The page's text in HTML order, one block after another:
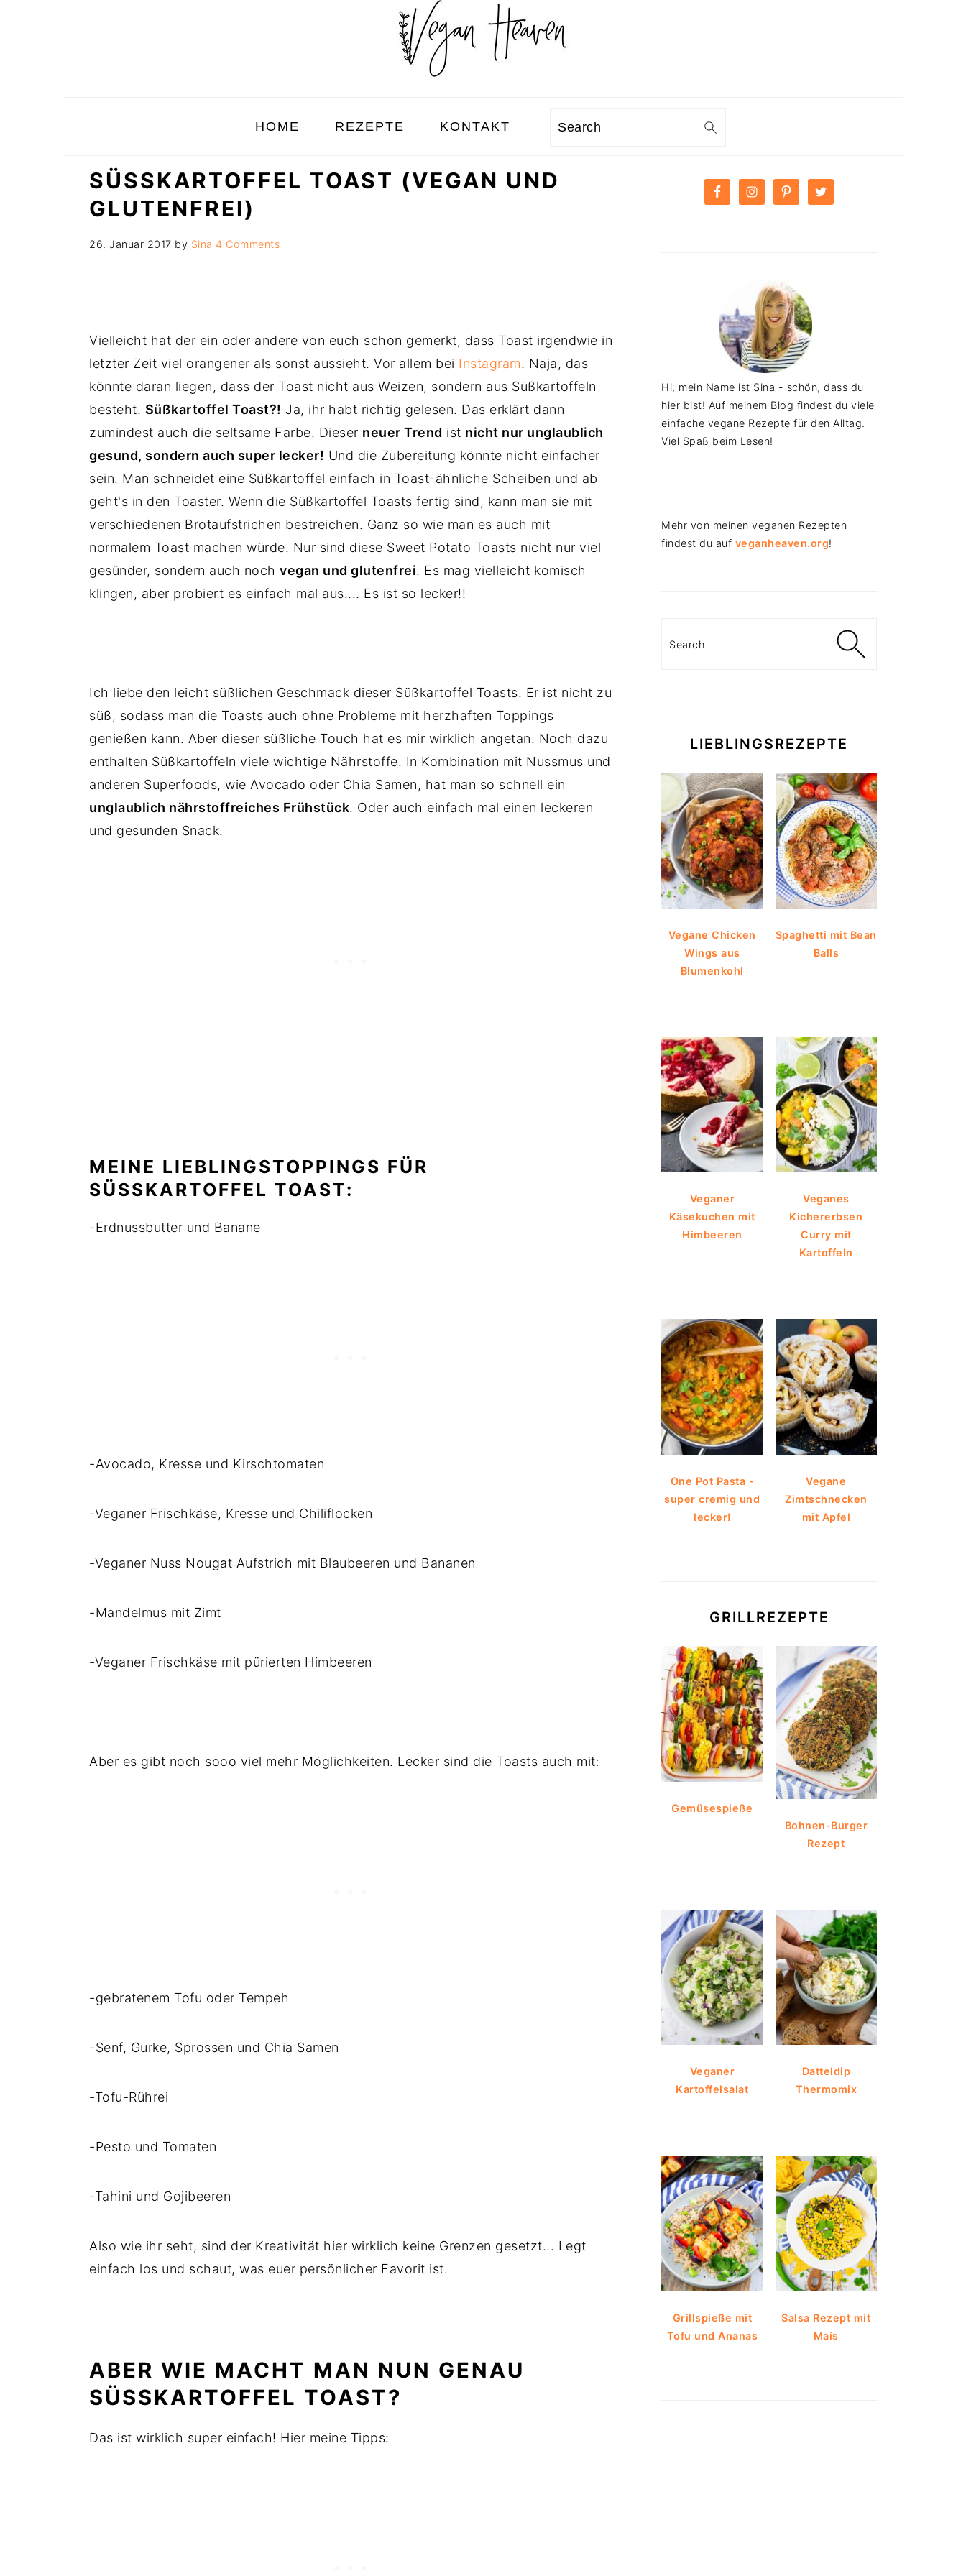
HOME REZEPTE KONTAKT Search
SÜSSKARTOFFEL TOAST (VEGAN UND G
LUTENFREI)
26. Januar 2017 by Sina 4 Comments
Vielleicht hat der ein oder andere von euch schon gemerkt, dass Toast irgendwie in
letzter Zeit viel orangener als sonst aussieht. Vor allem bei Instagram. Naja, das
könnte daran liegen, dass der Toast nicht aus Weizen, sondern aus Süßkartoffeln
besteht. Süßkartoffel Toast?! Ja, ihr habt richtig gelesen. Das erklärt dann
zumindest auch die seltsame Farbe. Dieser neuer Trend ist nicht nur unglaublich
gesund, sondern auch super lecker! Und die Zubereitung könnte nicht einfacher
sein. Man schneidet eine Süßkartoffel einfach in Toast-ähnliche Scheiben und ab
geht's in den Toaster. Wenn die Süßkartoffel Toasts fertig sind, kann man sie mit
verschiedenen Brotaufstrichen bestreichen. Ganz so wie man es auch mit
normalem Toast machen würde. Nur sind diese Sweet Potato Toasts nicht nur viel
gesünder, sondern auch noch vegan und glutenfrei. Es mag vielleicht komisch
klingen, aber probiert es einfach mal aus.... Es ist so lecker!!
Ich liebe den leicht süßlichen Geschmack dieser Süßkartoffel Toasts. Er ist nicht zu
süß, sodass man die Toasts auch ohne Probleme mit herzhaften Toppings
genießen kann. Aber dieser süßliche Touch hat es mir wirklich angetan. Noch dazu
enthalten Süßkartoffeln viele wichtige Nährstoffe. In Kombination mit Nussmus und
anderen Superfoods, wie Avocado oder Chia Samen, hat man so schnell ein
unglaublich nährstoffreiches Frühstück. Oder auch einfach mal einen leckeren
und gesunden Snack.
MEINE LIEBLINGSTOPPINGS FÜR
SÜSSKARTOFFEL TOAST:
-Erdnussbutter und Banane
-Avocado, Kresse und Kirschtomaten
-Veganer Frischkäse, Kresse und Chiliflocken
-Veganer Nuss Nougat Aufstrich mit Blaubeeren und Bananen
-Mandelmus mit Zimt
-Veganer Frischkäse mit pürierten Himbeeren
Aber es gibt noch sooo viel mehr Möglichkeiten. Lecker sind die Toasts auch mit:
-gebratenem Tofu oder Tempeh
-Senf, Gurke, Sprossen und Chia Samen
-Tofu-Rührei
-Pesto und Tomaten
-Tahini und Gojibeeren
Also wie ihr seht, sind der Kreativität hier wirklich keine Grenzen gesetzt... Legt
einfach los und schaut, was euer persönlicher Favorit ist.
ABER WIE MACHT MAN NUN GENAU
SÜSSKARTOFFEL TOAST?
Das ist wirklich super einfach! Hier meine Tipps:
PRIMARY
SIDEBAR
Hi, mein Name ist Sina - schön, dass du
hier bist! Auf meinem Blog findest du viele
einfache vegane Rezepte für den Alltag.
Viel Spaß beim Lesen!
Mehr von meinen veganen Rezepten
findest du auf veganheaven.org!
LIEBLINGSREZEPTE
Vegane Chicken
Wings aus
Blumenkohl
Spaghetti mit Bean
Balls
Veganer
Käsekuchen mit
Himbeeren
Veganes
Kichererbsen
Curry mit
Kartoffeln
One Pot Pasta -
super cremig und
lecker!
Vegane
Zimtschnecken
mit Apfel
GRILLREZEPTE
Gemüsespieße
Bohnen-Burger
Rezept
Veganer
Kartoffelsalat
Datteldip
Thermomix
Grillspieße mit
Tofu und Ananas
Salsa Rezept mit
Mais